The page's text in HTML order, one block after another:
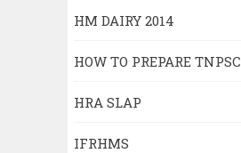
HM DAIRY 2014
HOW TO PREPARE TNPSC
HRA SLAP
IFRHMS